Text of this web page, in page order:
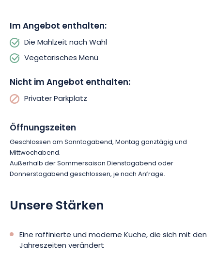
eingeschränkter Mobilität zugänglich, für die Kleinsten stehen
Hochstühle bereit und auch Ihre vierbeinigen Freunde sind
herzlich willkommen.
entdecken? Ob allein oder in Begleitung, mit der Familie oder
mit Freunden, Sie können sicher sein, dass Sie ein reichhaltiges
und authentisches gastronomisches Abenteuer erleben
Eindruck hinterlassen wird!
Im Angebot enthalten:
Die Mahlzeit nach Wahl
Vegetarisches Menü
Nicht im Angebot enthalten:
Privater Parkplatz
Öffnungszeiten
Geschlossen am Sonntagabend, Montag ganztägig und
Mittwochabend.
Außerhalb der Sommersaison Dienstagabend oder
Donnerstagabend geschlossen, je nach Anfrage.
Unsere Stärken
Eine raffinierte und moderne Küche, die sich mit den
Jahreszeiten verändert